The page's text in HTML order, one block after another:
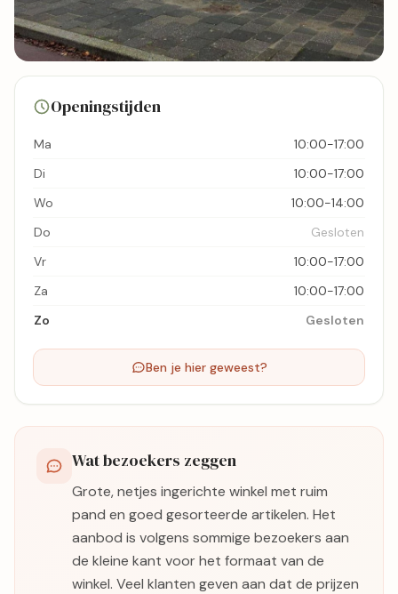
Bekijk kaart
Openingstijden
Ma
10:00-17:00
Di
10:00-17:00
Wo
10:00-14:00
Do
Gesloten
Vr
10:00-17:00
Za
10:00-17:00
Zo
Gesloten
Ben je hier geweest?
Wat bezoekers zeggen
Grote, netjes ingerichte winkel met ruim
pand en goed gesorteerde artikelen. Het
aanbod is volgens sommige bezoekers aan
de kleine kant voor het formaat van de
winkel. Veel klanten geven aan dat de prijzen